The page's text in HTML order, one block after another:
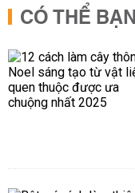
CÓ THỂ